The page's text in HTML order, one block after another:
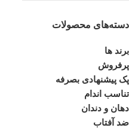
دسته‌های محصولات
برند ها
پرفروش
پک پیشنهادی بصرفه
تناسب اندام
دهان و دندان
ضد آفتاب